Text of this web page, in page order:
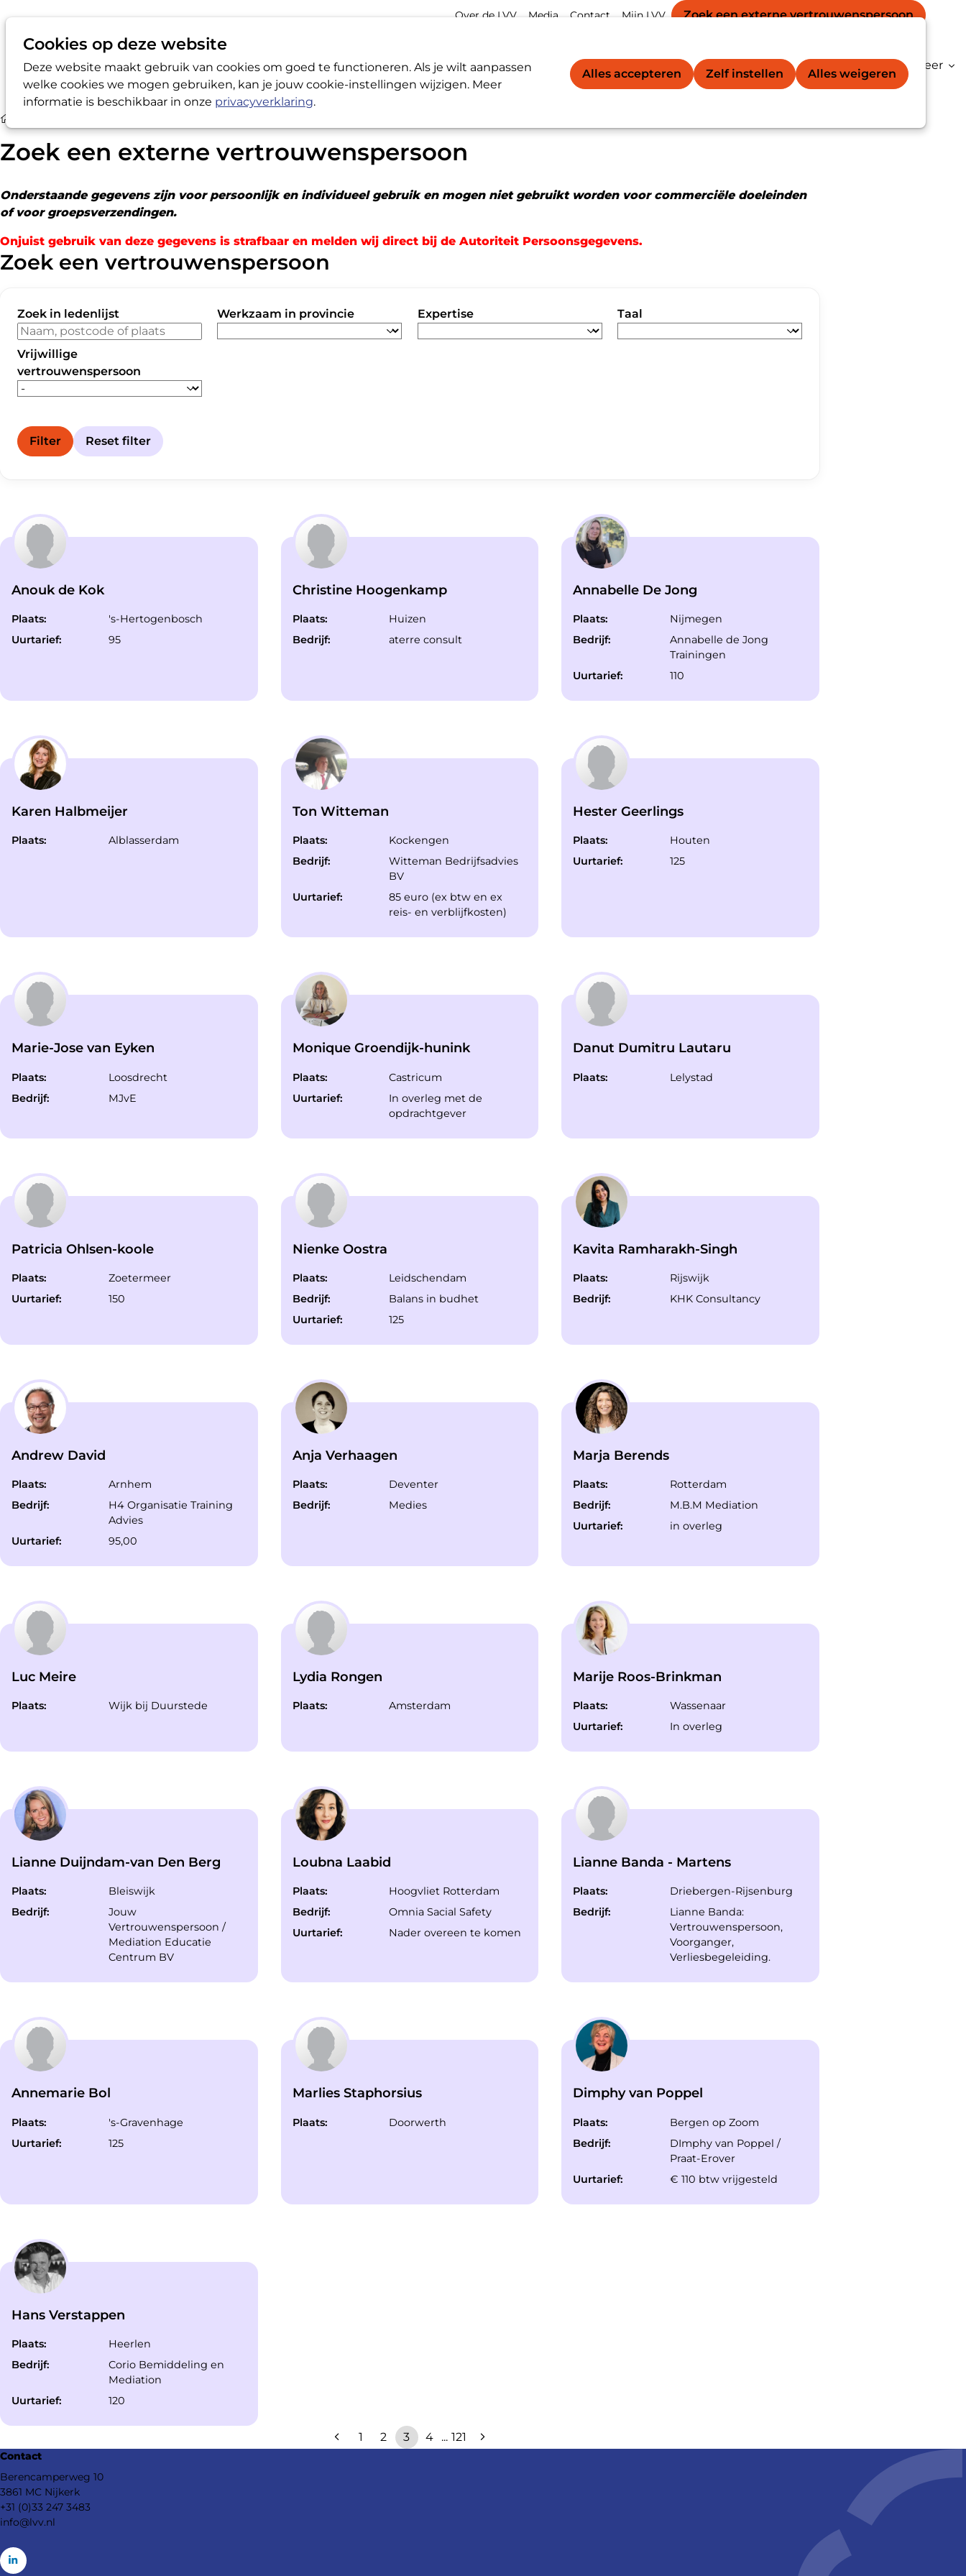
Cookies op deze website
Deze website maakt gebruik van cookies om goed te functioneren. Als je wilt aanpassen
welke cookies we mogen gebruiken, kan je jouw cookie-instellingen wijzigen. Meer
informatie is beschikbaar in onze privacyverklaring.
Alles accepteren Zelf instellen Alles weigeren
Werkgevers / Werknemers LVV-registervertrouwenspersoon® Kenniscentrum Meer
Meta
Over de LVV Media Contact
Account
Mijn LVV
Secondary
Zoek een externe vertrouwens­persoon
Zoek een externe vertrouwens­persoon
Onderstaande gegevens zijn voor persoonlijk en individueel gebruik en mogen niet gebruikt worden voor commerciële doeleinden
of voor groepsverzendingen.
Onjuist gebruik van deze gegevens is strafbaar en melden wij direct bij de Autoriteit Persoonsgegevens.
Zoek een vertrouwenspersoon
Zoek in ledenlijst Werkzaam in provincie Expertise Taal
Vrijwillige
vertrouwenspersoon
Filter Reset filter
Anouk de Kok
Plaats:
's-Hertogenbosch
Uurtarief:
95
Christine Hoogenkamp
Plaats:
Huizen
Bedrijf:
aterre consult
Annabelle De Jong
Plaats:
Nijmegen
Bedrijf:
Annabelle de Jong
Trainingen
Uurtarief:
110
Karen Halbmeijer
Plaats: Alblasserdam
Ton Witteman
Plaats:
Kockengen
Bedrijf:
Witteman Bedrijfsadvies
BV
Uurtarief:
85 euro (ex btw en ex
reis- en verblijfkosten)
Hester Geerlings
Plaats:
Houten
Uurtarief:
125
Marie-Jose van Eyken
Plaats:
Loosdrecht
Bedrijf:
MJvE
Monique Groendijk-hunink
Plaats:
Castricum
Uurtarief:
In overleg met de
opdrachtgever
Danut Dumitru Lautaru
Plaats: Lelystad
Patricia Ohlsen-koole
Plaats:
Zoetermeer
Uurtarief:
150
Nienke Oostra
Plaats:
Leidschendam
Bedrijf:
Balans in budhet
Uurtarief:
125
Kavita Ramharakh-Singh
Plaats:
Rijswijk
Bedrijf:
KHK Consultancy
Andrew David
Plaats:
Arnhem
Bedrijf:
H4 Organisatie Training
Advies
Uurtarief:
95,00
Anja Verhaagen
Plaats:
Deventer
Bedrijf:
Medies
Marja Berends
Plaats:
Rotterdam
Bedrijf:
M.B.M Mediation
Uurtarief:
in overleg
Luc Meire
Plaats: Wijk bij Duurstede
Lydia Rongen
Plaats: Amsterdam
Marije Roos-Brinkman
Plaats:
Wassenaar
Uurtarief:
In overleg
Lianne Duijndam-van Den Berg
Plaats:
Bleiswijk
Bedrijf:
Jouw
Vertrouwenspersoon /
Mediation Educatie
Centrum BV
Loubna Laabid
Plaats:
Hoogvliet Rotterdam
Bedrijf:
Omnia Sacial Safety
Uurtarief:
Nader overeen te komen
Lianne Banda - Martens
Plaats:
Driebergen-Rijsenburg
Bedrijf:
Lianne Banda:
Vertrouwenspersoon,
Voorganger,
Verliesbegeleiding.
Annemarie Bol
Plaats:
's-Gravenhage
Uurtarief:
125
Marlies Staphorsius
Plaats: Doorwerth
Dimphy van Poppel
Plaats:
Bergen op Zoom
Bedrijf:
DImphy van Poppel /
Praat-Erover
Uurtarief:
€ 110 btw vrijgesteld
Hans Verstappen
Plaats:
Heerlen
Bedrijf:
Corio Bemiddeling en
Mediation
Uurtarief:
120
1 2 3 4 ... 121
Contact
Berencamperweg 10
3861 MC Nijkerk
+31 (0)33 247 3483
info@lvv.nl